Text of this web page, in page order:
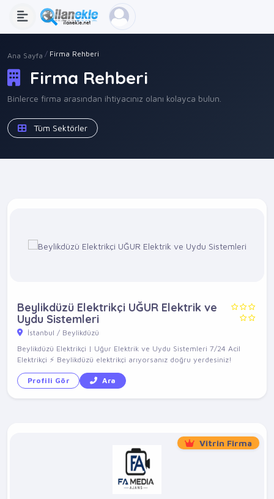
Ana Sayfa Firma Rehberi
Firma Rehberi
Binlerce firma arasından ihtiyacınız olanı kolayca bulun.
Tüm Sektörler
Beylikdüzü Elektrikçi UĞUR Elektrik ve
Uydu Sistemleri
İstanbul / Beylikdüzü
Beylikdüzü Elektrikçi | Uğur Elektrik ve Uydu Sistemleri 7/24 Acil
Elektrikçi ⚡ Beylikdüzü elektrikçi arıyorsanız doğru yerdesiniz!
Profili Gör Ara
Vitrin Firma